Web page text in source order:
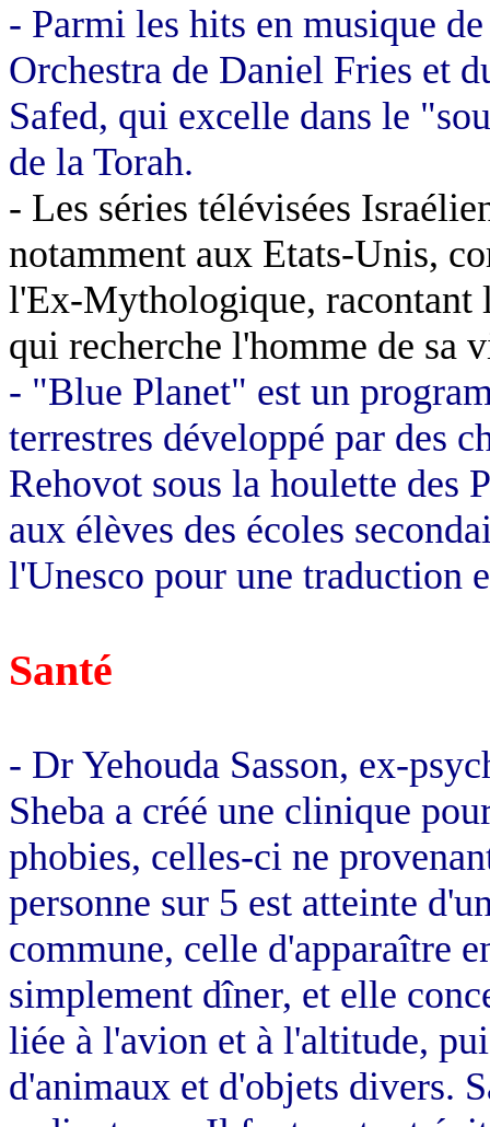
- Parmi les hits en musique
Orchestra de Daniel Fries et
Safed, qui excelle dans le
de la Torah.
- Les séries télévisées
notamment aux Etats-Unis,
l'Ex-Mythologique, racontant
qui recherche l'homme de sa
- "Blue Planet" est un
terrestres développé par des
Rehovot sous la houlette des
aux élèves des écoles
l'Unesco pour une traduction
Santé
- Dr Yehouda Sasson, ex-
Sheba a créé une clinique
phobies, celles-ci ne
personne sur 5 est atteinte
commune, celle d'apparaître
simplement dîner, et elle
liée à l'avion et à l'altitude,
d'animaux et d'objets divers.